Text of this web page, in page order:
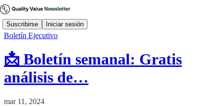
Suscribirse Iniciar sesión
Boletín Ejecutivo
📩 Boletín semanal: Gratis
análisis de…
mar 11, 2024